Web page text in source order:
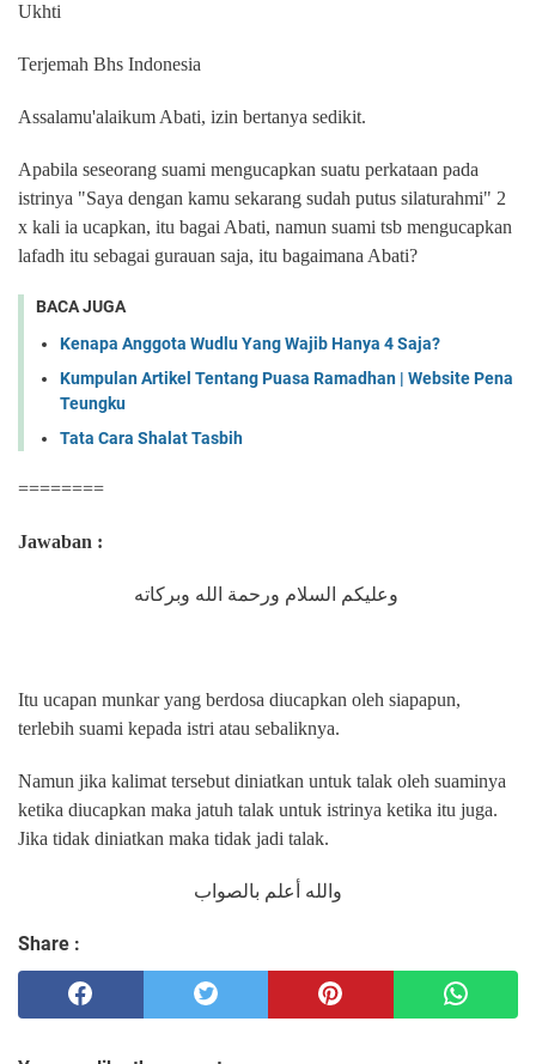
Ukhti
Terjemah Bhs Indonesia
Assalamu'alaikum Abati, izin bertanya sedikit.
Apabila seseorang suami mengucapkan suatu perkataan pada
istrinya "Saya dengan kamu sekarang sudah putus silaturahmi" 2
x kali ia ucapkan, itu bagai Abati, namun suami tsb mengucapkan
lafadh itu sebagai gurauan saja, itu bagaimana Abati?
BACA JUGA
Kenapa Anggota Wudlu Yang Wajib Hanya 4 Saja?
Kumpulan Artikel Tentang Puasa Ramadhan | Website Pena
Teungku
Tata Cara Shalat Tasbih
========
Jawaban :
Itu ucapan munkar yang berdosa diucapkan oleh siapapun,
terlebih suami kepada istri atau sebaliknya.
Namun jika kalimat tersebut diniatkan untuk talak oleh suaminya
ketika diucapkan maka jatuh talak untuk istrinya ketika itu juga.
Jika tidak diniatkan maka tidak jadi talak.
والله أعلم بالصواب
Share :